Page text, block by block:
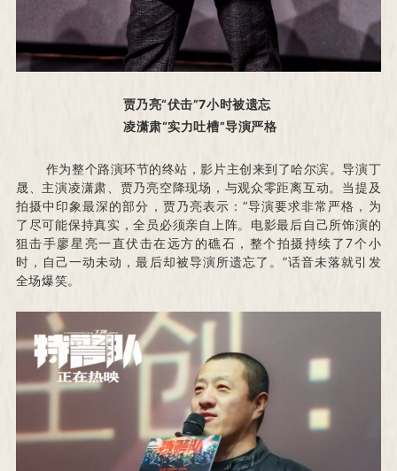
贾乃亮“伏击”7小时被遗忘
凌潇肃“实力吐槽”导演严格
作为整个路演环节的终站，影片主创来到了哈尔滨。导演丁
晟、主演凌潇肃、贾乃亮空降现场，与观众零距离互动。 当提及
拍摄中印象最深的部分，贾乃亮表示： “导演要求非常严格，为
了尽可能保持真实，全员必须亲自上阵。 电影最后自己所饰演的
狙击手廖星亮一直伏击在远方的礁石，整个拍摄持续了7个小
时，自己一动未动，最后却被导演所遗忘了。”话音未落就引发
全场爆笑。